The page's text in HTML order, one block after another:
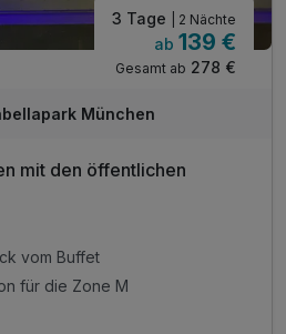
3 Tage | 2 Nächte
ab 139 €
Gesamt ab 278 €
München
mit den öffentlichen
vom Buffet
für die Zone M